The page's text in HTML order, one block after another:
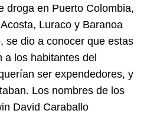
droga en Puerto Colombia,
Luraco y Baranoa
se dio a conocer que estas
a los habitantes del
ser expendedores, y
Los nombres de los
David Caraballo